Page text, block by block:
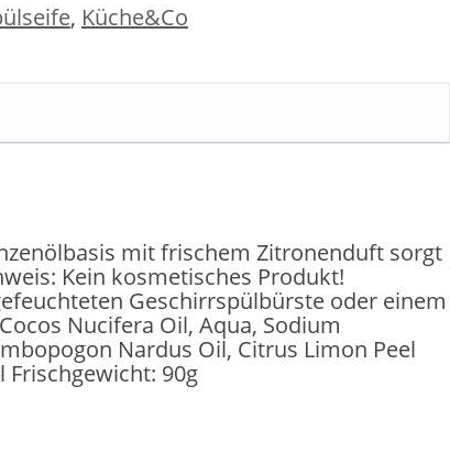
, Küche&Co
mit frischem Zitronenduft sorgt
Kein kosmetisches Produkt!
Geschirrspülbürste oder einem
Nucifera Oil, Aqua, Sodium
Nardus Oil, Citrus Limon Peel
Frischgewicht: 90g